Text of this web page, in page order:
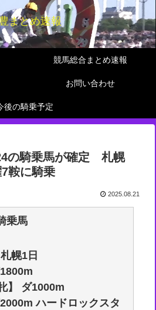
まとめ速報
競馬総合まとめ速報
お問い合わせ
後の騎乗予定
の騎乗馬が確定 札幌
鞍に騎乗
2025.08.21
乗馬
幌1日
】 ダ1000m
ハードロックスタ